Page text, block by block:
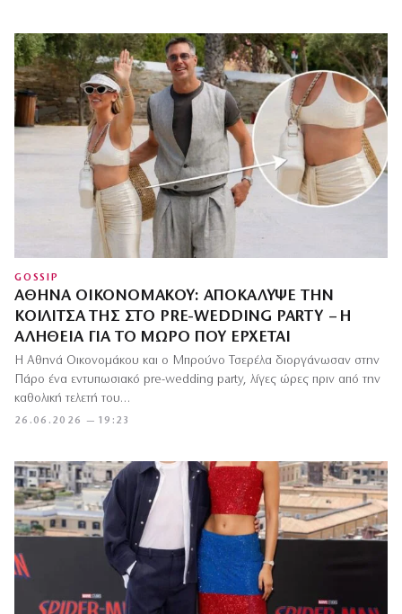
GOSSIP
ΑΘΗΝΆ ΟΙΚΟΝΟΜΆΚΟΥ: ΑΠΟΚΆΛΥΨΕ ΤΗΝ
ΚΟΙΛΊΤΣΑ ΤΗΣ ΣΤΟ PRE-WEDDING PARTY – Η
ΑΛΉΘΕΙΑ ΓΙΑ ΤΟ ΜΩΡΌ ΠΟΥ ΈΡΧΕΤΑΙ
26.06.2026 — 19:23
Η Αθηνά Οικονομάκου και ο Μπρούνο Τσερέλα διοργάνωσαν στην
Πάρο ένα εντυπωσιακό pre-wedding party, λίγες ώρες πριν από την
καθολική τελετή του…